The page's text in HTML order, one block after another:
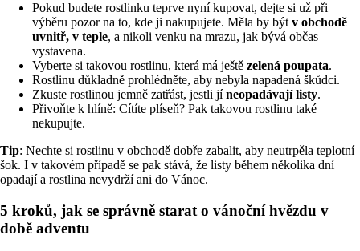
Pokud budete rostlinku teprve nyní kupovat, dejte si už při
výběru pozor na to, kde ji nakupujete. Měla by být v obchodě
uvnitř, v teple, a nikoli venku na mrazu, jak bývá občas
vystavena.
Vyberte si takovou rostlinu, která má ještě zelená poupata.
Rostlinu důkladně prohlédněte, aby nebyla napadená škůdci.
Zkuste rostlinou jemně zatřást, jestli jíneopadávají listy.
Přivoňte k hlíně: Cítíte plíseň? Pak takovou rostlinu také
nekupujte.
Tip: Nechte si rostlinu v obchodě dobře zabalit, aby neutrpěla teplotní
šok. I v takovém případě se pak stává, že listy během několika dní
opadají a rostlina nevydrží ani do Vánoc.
5 kroků, jak se správně starat o vánoční hvězdu v
době adventu